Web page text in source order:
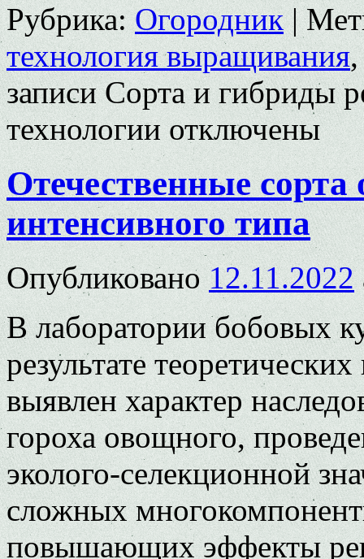
Рубрика: Огородник |
технология выращивания
записи Сорта и гибриды
технологииотключены
Отечественные сорта
интенсивного типа
Опубликовано 12.11.2022
В лаборатории бобовых
результате
выявлен ха­рактер
гороха овощного,
эколого-селекци­онной
сложных
повышающих эффекты